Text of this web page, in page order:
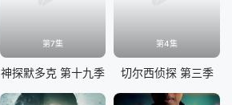
第7集
神探默多克 第十九季
第4集
切尔西侦探 第三季